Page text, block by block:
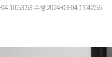
10:53:53 수정 2024-03-04 11:42:55